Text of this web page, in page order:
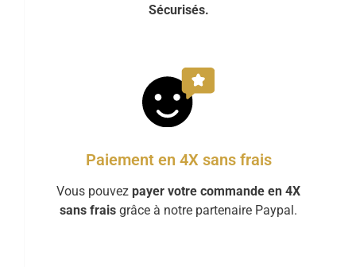
Sécurisés.
Paiement en 4X sans frais
Vous pouvez payer votre commande en 4X
sans frais grâce à notre partenaire Paypal.